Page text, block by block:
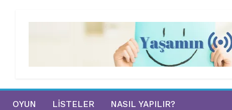
OYUN LISTELER NASIL YAPILIR?